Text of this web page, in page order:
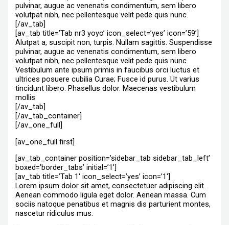
pulvinar, augue ac venenatis condimentum, sem libero
volutpat nibh, nec pellentesque velit pede quis nunc.
[/av_tab]
[av_tab title=’Tab nr3 yoyo’ icon_select=’yes’ icon=’59’]
Alutpat a, suscipit non, turpis. Nullam sagittis. Suspendisse
pulvinar, augue ac venenatis condimentum, sem libero
volutpat nibh, nec pellentesque velit pede quis nunc.
Vestibulum ante ipsum primis in faucibus orci luctus et
ultrices posuere cubilia Curae; Fusce id purus. Ut varius
tincidunt libero. Phasellus dolor. Maecenas vestibulum
mollis
[/av_tab]
[/av_tab_container]
[/av_one_full]
[av_one_full first]
[av_tab_container position=’sidebar_tab sidebar_tab_left’
boxed=’border_tabs’ initial=’1′]
[av_tab title=’Tab 1′ icon_select=’yes’ icon=’1′]
Lorem ipsum dolor sit amet, consectetuer adipiscing elit.
Aenean commodo ligula eget dolor. Aenean massa. Cum
sociis natoque penatibus et magnis dis parturient montes,
nascetur ridiculus mus.